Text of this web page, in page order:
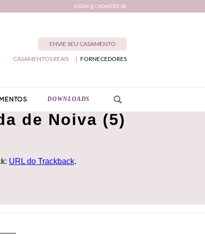
LOGIN CADASTRE-SE
ENVIE SEU CASAMENTO
FORNECEDORES
CASAMENTOS REAIS
DOWNLOADS
de Noiva (5)
URL do Trackback.